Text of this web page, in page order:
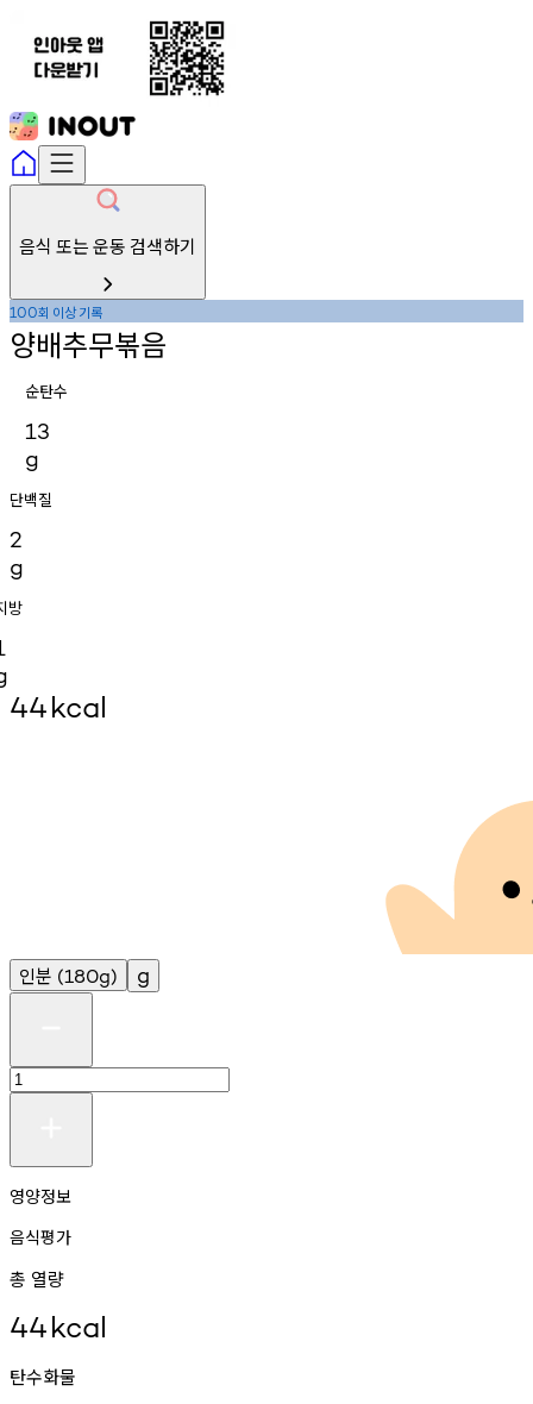
음식 또는 운동 검색하기
100회 이상기록
양배추무볶음
순탄수
13
g
단백질
2
g
방
44kcal
인분 (180g) g
영양정보
음식평가
총 열량
44kcal
탄수화물